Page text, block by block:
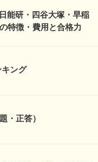
能研・四谷大塚・早稲
特徴・費用と合格力
ング
・正答）